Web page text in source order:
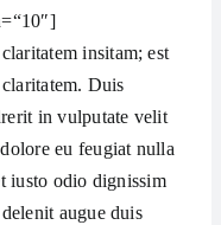
insitam; est
Duis
in vulputate velit
eu feugiat nulla
iusto odio dignissim
augue duis